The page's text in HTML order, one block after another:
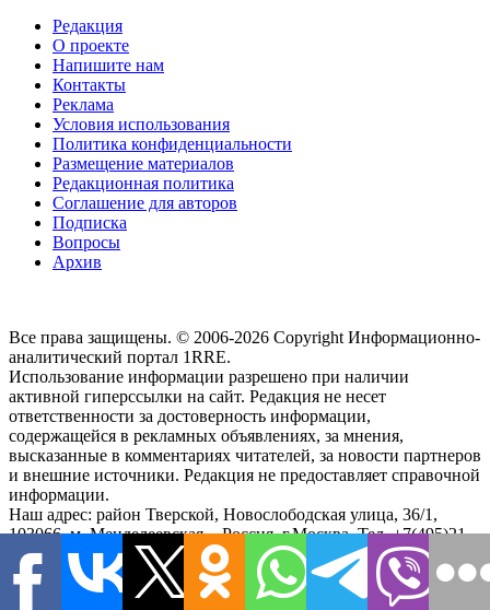
Редакция
О проекте
Напишите нам
Контакты
Реклама
Условия использования
Политика конфиденциальности
Размещение материалов
Редакционная политика
Соглашение для авторов
Подписка
Вопросы
Архив
Все права защищены. © 2006-2026 Copyright Информационно-
аналитический портал 1RRE.
Использование информации разрешено при наличии
активной гиперссылки на сайт. Редакция не несет
ответственности за достоверность информации,
содержащейся в рекламных объявлениях, за мнения,
высказанные в комментариях читателей, за новости партнеров
и внешние источники. Редакция не предоставляет справочной
информации.
Наш адрес: район Тверской, Новослободская улица, 36/1 ,
103066, м. Менделеевская,-Россия, г.Москва,Тел.+7(495)21-
57-58
Чтобы связаться с редакцией или сообщить обо всех
замеченных ошибках, воспользуйтесьформой обратной связи